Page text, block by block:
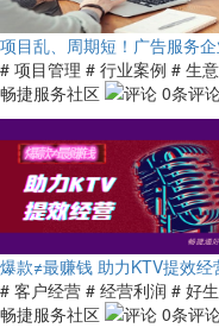
项目乱、周期短！广告服务
# 项目管理 # 行业案例 # 生
畅捷服务社区
0条评
爆款≠最赚钱 助力KTV提效经
# 客户经营 # 经营利润 # 好
畅捷服务社区
0条评